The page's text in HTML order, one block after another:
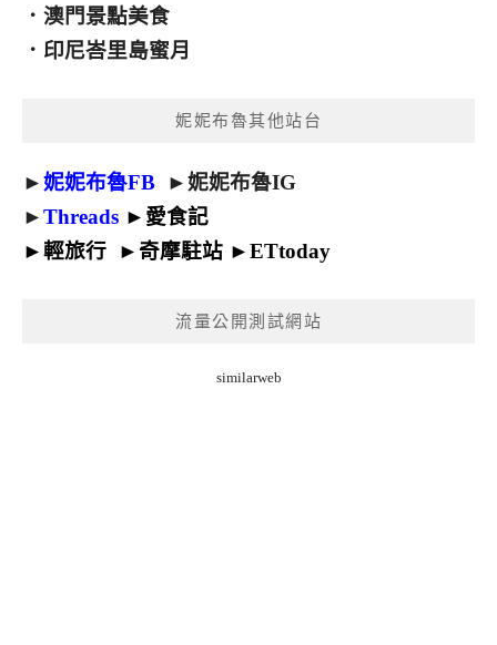
． 澳門景點美食
． 印尼峇里島蜜月
妮妮布魯其他站台
►妮妮布魯FB ►妮妮布魯IG
►Threads ► 愛食記
►輕旅行 ► 奇摩駐站 ►ETtoday
流量公開測試網站
similarweb